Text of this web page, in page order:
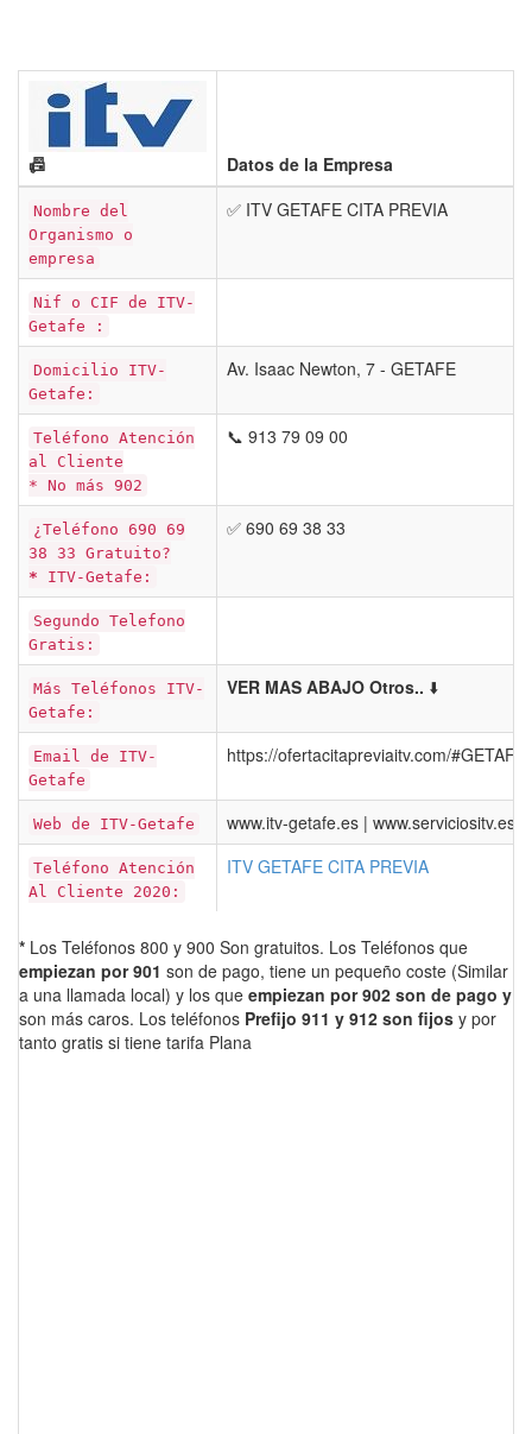
📠 Datos de la Empresa
Nombre del
Organismo o
empresa
✅ ITV GETAFE CITA PREVIA
Nif o CIF de ITV-
Getafe :
Domicilio ITV-
Getafe:
Av. Isaac Newton, 7 - GETAFE
Teléfono Atención
al Cliente
* No más 902
📞 913 79 09 00
¿Teléfono 690 69
38 33 Gratuito?
* ITV-Getafe:
✅ 690 69 38 33
Segundo Telefono
Gratis:
Más Teléfonos ITV-
Getafe:
VER MAS ABAJO Otros.. ⬇️
Email de ITV-
Getafe
https://ofertacitapreviaitv.com/#GETAFE
Web de ITV-Getafe www.itv-getafe.es | www.serviciositv.es
Teléfono Atención
Al Cliente 2020:
ITV GETAFE CITA PREVIA
* Los Teléfonos 800 y 900 Son gratuitos. Los Teléfonos que
empiezan por 901 son de pago, tiene un pequeño coste (Similar
a una llamada local) y los que empiezan por 902 son de pago y
son más caros. Los teléfonos Prefijo 911 y 912 son fijos y por
tanto gratis si tiene tarifa Plana